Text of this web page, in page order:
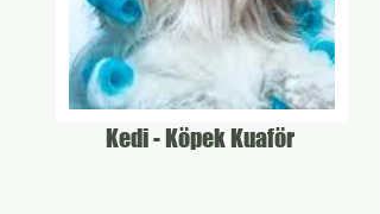
Kedi - Köpek Kuaför